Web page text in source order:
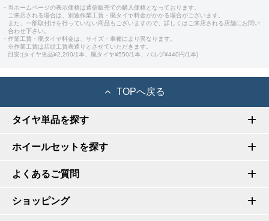
・当ホームページの表示価格は通信販売での購入価格となっております。
ご来店される場合は、別途作業工賃・廃タイヤ料金がかかる場合がございます。
また、一部取付けを行っていない商品もございますので、詳しくはご来店される店舗にお問い
合わせ下さい。
・作業工賃・廃タイヤ料金は、サイズ・車種により異なります。
※作業工賃は店頭工賃表通りとさせていただきます。
目安:(タイヤ単品¥2,200/1本、廃タイヤ¥550/1本、バルブ¥440円/1本)
TOPへ戻る
タイヤ単品を探す
ホイールセットを探す
よくあるご質問
ショッピング